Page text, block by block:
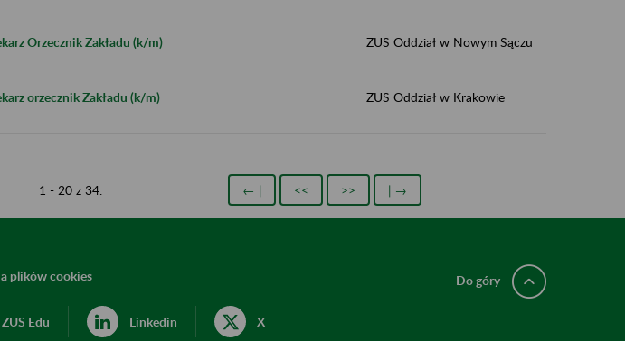
Orzecznik Zakładu (k/m) ZUS Oddział w Nowym Sączu
orzecznik Zakładu (k/m) ZUS Oddział w Krakowie
1 - 20 z 34. ← | << >> | →
plików cookies
ZUS Edu Linkedin X
Do góry